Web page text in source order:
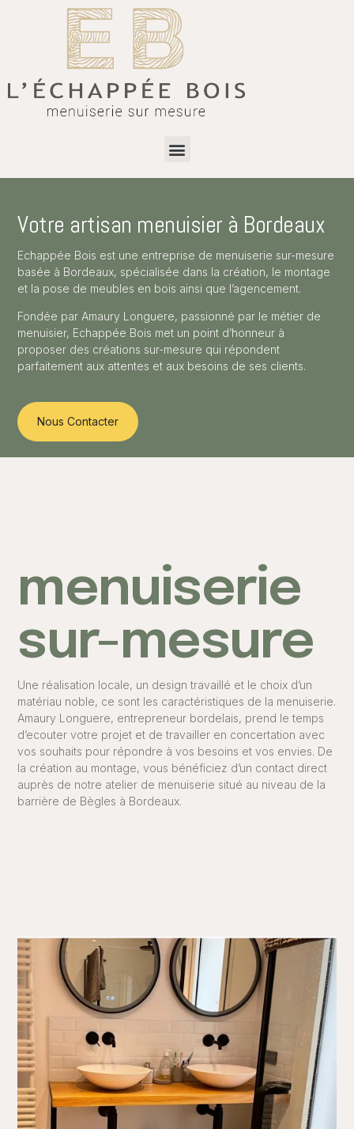
Votre artisan menuisier à Bordeaux
Echappée Bois est une entreprise de menuiserie sur-mesure
basée à Bordeaux, spécialisée dans la création, le montage
et la pose de meubles en bois ainsi que l’agencement.
Fondée par Amaury Longuere, passionné par le métier de
menuisier, Echappée Bois met un point d’honneur à
proposer des créations sur-mesure qui répondent
parfaitement aux attentes et aux besoins de ses clients.
Nous Contacter
menuiserie
sur-mesure
Une réalisation locale, un design travaillé et le choix d’un
matériau noble, ce sont les caractéristiques de la menuiserie.
Amaury Longuere, entrepreneur bordelais, prend le temps
d’ecouter votre projet et de travailler en concertation avec
vos souhaits pour répondre à vos besoins et vos envies. De
la création au montage, vous bénéficiez d’un contact direct
auprès de notre atelier de menuiserie situé au niveau de la
barrière de Bègles à Bordeaux.